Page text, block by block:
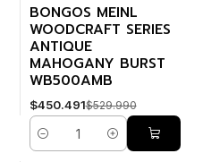
BONGOS MEINL
WOODCRAFT SERIES
ANTIQUE
MAHOGANY BURST
WB500AMB
$450.491$529.990
Cantidad